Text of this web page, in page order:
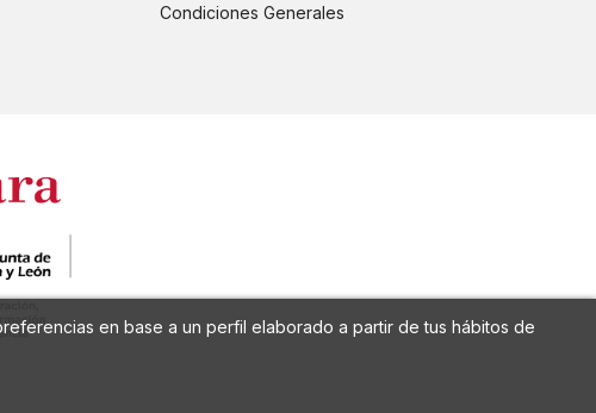
en base a un perfil elaborado a partir de tus hábitos de
Condiciones Generales